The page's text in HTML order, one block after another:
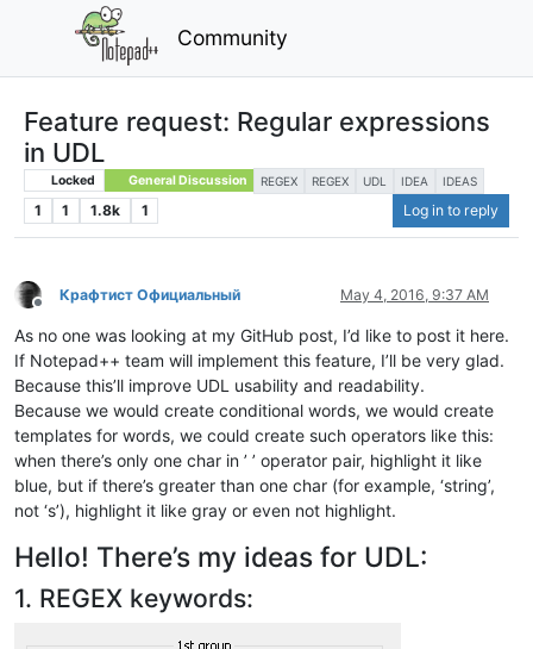
Community
Feature request: Regular expressions
in UDL
Locked General Discussion REGEX REGEX UDL IDEA IDEAS
1 1 1.8k 1 Log in to reply
Offline
Крафтист Официальный May 4, 2016, 9:37 AM
As no one was looking at my GitHub post, I’d like to post it here.
If Notepad++ team will implement this feature, I’ll be very glad.
Because this’ll improve UDL usability and readability.
Because we would create conditional words, we would create
templates for words, we could create such operators like this:
when there’s only one char in ’ ’ operator pair, highlight it like
blue, but if there’s greater than one char (for example, ‘string’,
not ‘s’), highlight it like gray or even not highlight.
Hello! There’s my ideas for UDL:
1. REGEX keywords: